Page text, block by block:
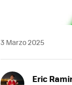
3 Marzo 2025
Eric